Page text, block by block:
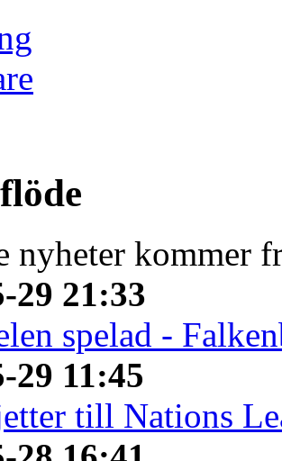
nyheter kommer
29 21:33
spelad -
29 11:45
till Nations